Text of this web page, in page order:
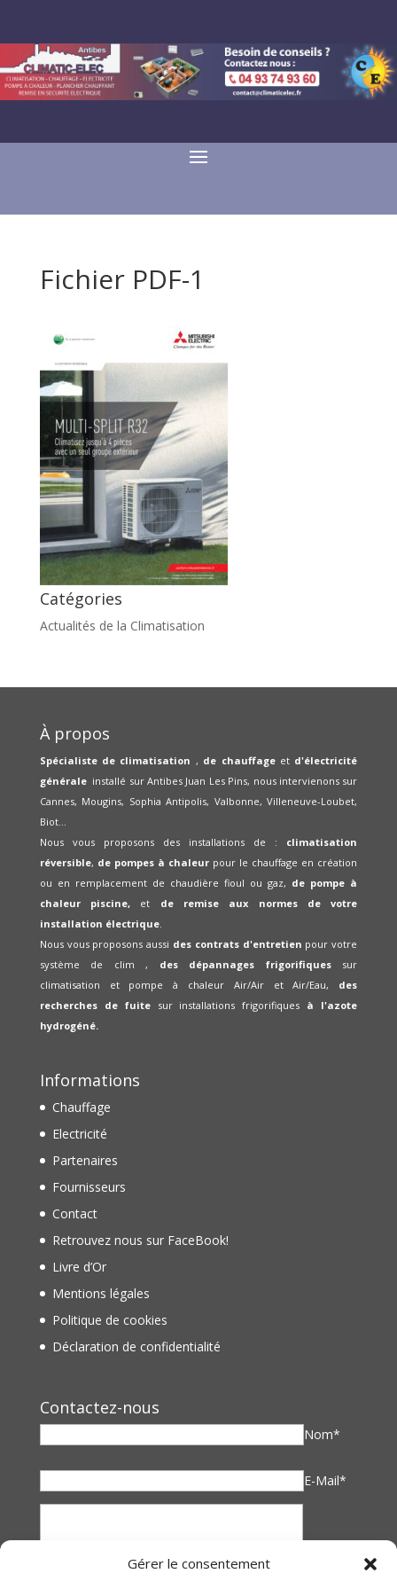
Gérer le consentement
Fichier PDF-1
Catégories
Actualités de la Climatisation
À propos
Spécialiste de climatisation , de chauffageet d'électricité
générale installé sur Antibes Juan Les Pins, nous intervienons sur
Cannes, Mougins, Sophia Antipolis, Valbonne, Villeneuve-Loubet,
Biot...
Nous vous proposons des installations de : climatisation
réversible, de pompes à chaleurpour le chauffage en création
ou en remplacement de chaudière fioul ou gaz, de pompe à
chaleur piscine, et de remise aux normes de votre
installation électrique.
Nous vous proposons aussi des contrats d'entretien pour votre
système de clim , des dépannages frigorifiquessur
climatisation et pompe à chaleur Air/Air et Air/Eau, des
recherches de fuite sur installations frigorifiques à l'azote
hydrogéné.
Informations
Chauffage
Electricité
Partenaires
Fournisseurs
Contact
Retrouvez nous sur FaceBook!
Livre d’Or
Mentions légales
Politique de cookies
Déclaration de confidentialité
Contactez-nous
Nom*
E-Mail*